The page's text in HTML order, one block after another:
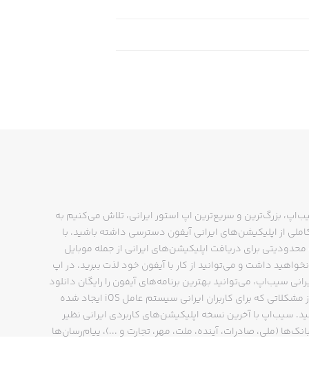
Theory topics
You will play fun games designed
And the crowning glory is our
with the background music that
بزرگ‌ترین و سریع‌ترین اپ استور ایرانی، تلاش می‌کنیم به
از اپلیکیشن‌های ایرانی آیفون دسترسی داشته باشید. با
برای دریافت اپلیکیشن‌های ایرانی از جمله موبایل
داشت و می‌توانید از کار با آیفون خود لذت ببرید. در اپ
سیب‌اپ، می‌توانید بهترین برنامه‌های آیفون را رایگان دانلود
کنید و از مشکلاتی که برای کاربران ایرانی سیستم عامل iOS ایجاد شده
سیب‌اپ با آخرین نسخه اپلیکیشن‌های کاربردی ایرانی نظیر
(ملی، صادرات، آینده، ملت، مهر، تجارت و ...)، پیام‌رسان‌ها